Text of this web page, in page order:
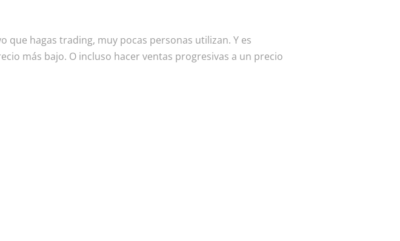
que hagas trading, muy pocas personas utilizan. Y es
más bajo. O incluso hacer ventas progresivas a un precio